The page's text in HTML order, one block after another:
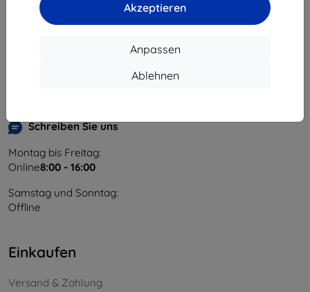
Akzeptieren
Anpassen
Ablehnen
Unternehmens-ID:
46701494
USt-IdNr.:SK2023549671
Schreiben Sie uns
Montag bis Freitag:
Online8:00 - 16:00
Samstag und Sonntag:
Offline
Einkaufen
Versand & Zahlung